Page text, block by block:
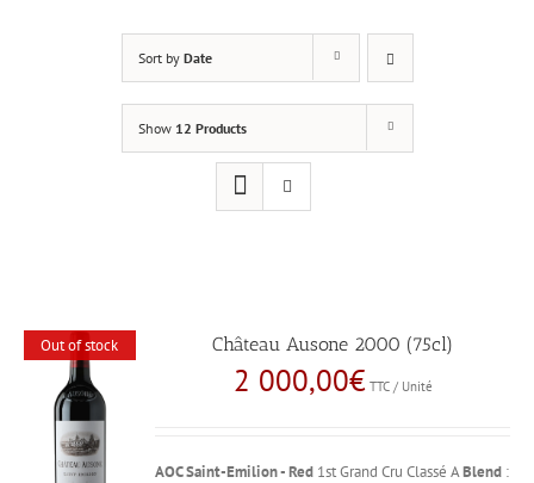
Sort by Date
Show 12 Products
Out of stock Château Ausone 2000 (75cl)
2 000,00€ TTC / Unité
AOC Saint-Emilion - Red 1st Grand Cru Classé ABlend :